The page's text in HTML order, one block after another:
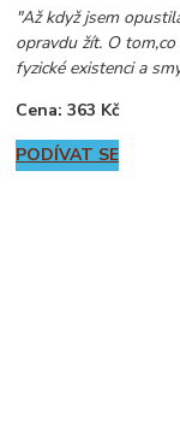
"Až když jsem
opravdu žít. O
fyzické existenci a
Cena: 363 Kč
PODÍVAT SE